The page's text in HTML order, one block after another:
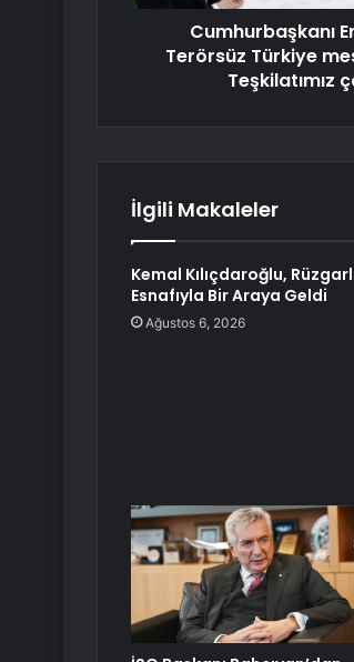
Cumhurbaşkanı
Terörsüz Türkiye
Teşkilatımız
İlgili Makaleler
Kemal Kılıçdaroğlu,
Esnafıyla Bir Araya Geldi
Ağustos 6, 2026